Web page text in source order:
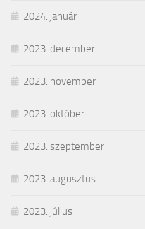
2024. január
2023. december
2023. november
2023. október
2023. szeptember
2023. augusztus
2023. július